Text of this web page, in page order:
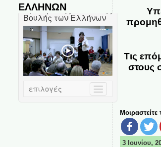
ΕΛΛΗΝΩΝ
Τις
στους
Μοιραστείτε
3 Ιουνίου,